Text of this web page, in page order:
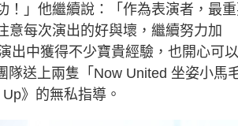
！」他繼續說：「作為表演者，最
意每次演出的好與壞，繼續努力加
出中獲得不少寶貴經驗，也開心可
隊送上兩隻「Now United 坐姿小馬
》的無私指導。